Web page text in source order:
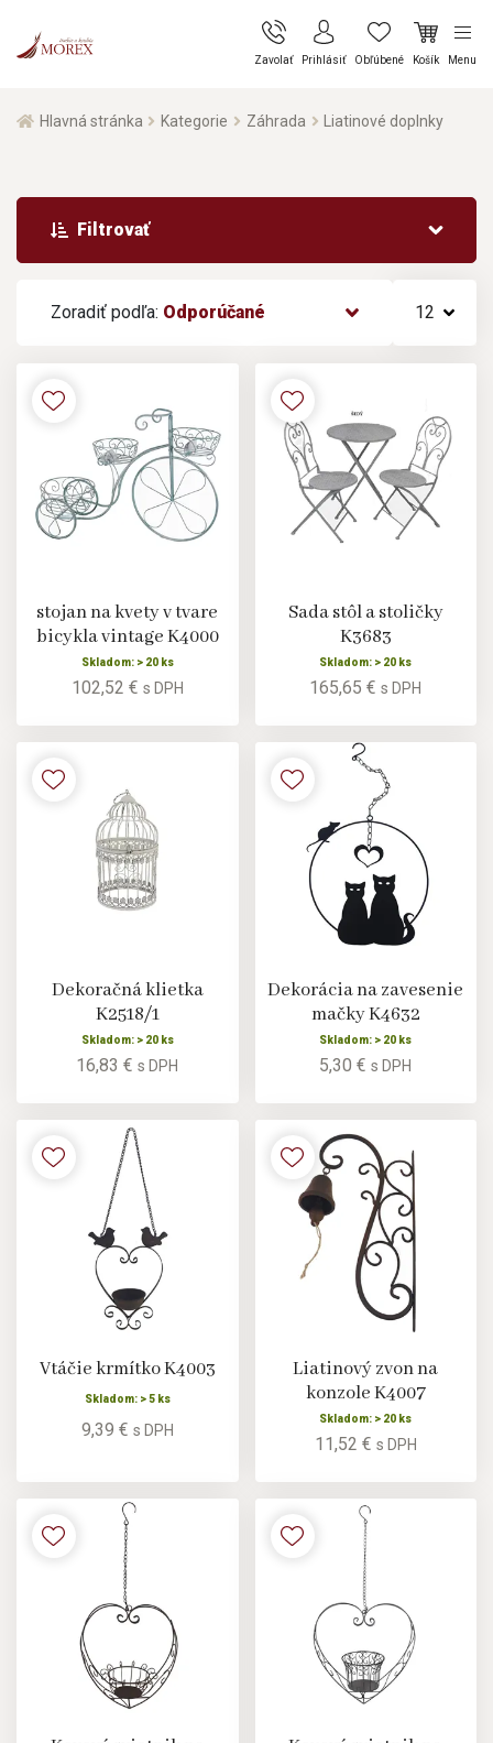
Zavolať Prihlásiť Obľúbené Košík Menu
Hlavná stránka Kategorie Záhrada Liatinové doplnky
Zoradiť podľa: Odporúčané 12
Filtrovať
stojan na kvety v tvare
bicykla vintage K4000
Skladom: > 20 ks
102,52 € s DPH
Sada stôl a stoličky
K3683
Skladom: > 20 ks
165,65 €s DPH
Dekoračná klietka
K2518/1
Skladom: > 20 ks
16,83 €s DPH
Dekorácia na zavesenie
mačky K4632
Skladom: > 20 ks
5,30 €s DPH
Vtáčie krmítko K4003
Skladom: > 5 ks
9,39 € s DPH
Liatinový zvon na
konzole K4007
Skladom: > 20 ks
11,52 € s DPH